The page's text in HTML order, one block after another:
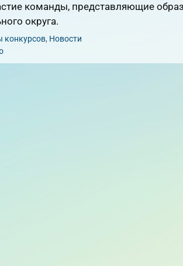
команды, представляющие
округа.
конкурсов, Новости